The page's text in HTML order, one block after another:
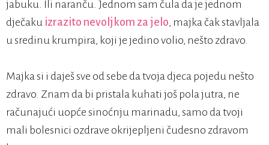
jabuku. Ili naranču. Jednom sam čula da je jednom
dječaku izrazito nevoljkom za jelo, majka čak stavljala
u sredinu krumpira, koji je jedino volio, nešto zdravo.
Majka si i daješ sve od sebe da tvoja djeca pojedu nešto
zdravo. Znam da bi pristala kuhati još pola jutra, ne
računajući uopće sinoćnju marinadu, samo da tvoji
mali bolesnici ozdrave okrijepljeni čudesno zdravom